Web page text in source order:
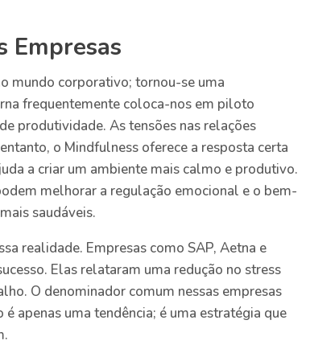
Empresas
mundo corporativo; tornou-se uma
frequentemente coloca-nos em piloto
produtividade. As tensões nas relações
o Mindfulness oferece a resposta certa
a criar um ambiente mais calmo e produtivo.
melhorar a regulação emocional e o bem-
saudáveis.
realidade. Empresas como SAP, Aetna e
Elas relataram uma redução no stress
O denominador comum nessas empresas
apenas uma tendência; é uma estratégia que